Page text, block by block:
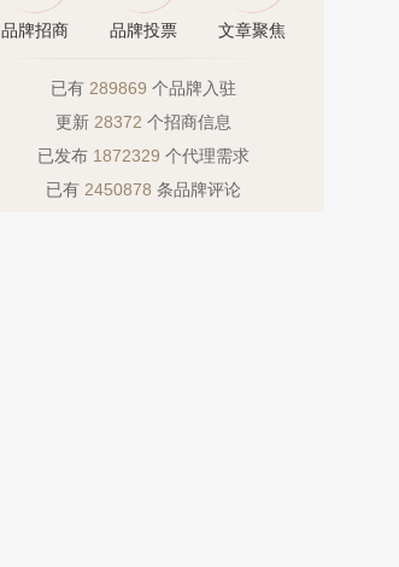
品牌招商 品牌投票 文章聚焦
已有 289869 个品牌入驻
更新 28372 个招商信息
已发布 1872329 个代理需求
已有 2450878 条品牌评论